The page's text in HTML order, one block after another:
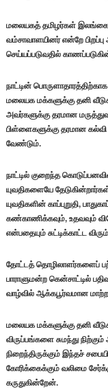
மலையகத் தமிழர்கள்
வம்சாவாளயினர் என்றே பிறப்பு
செய்யப்படுவதில்
நாட்டின்
மலையக மக்களுக்கு தனி
அவர்களுக்கு தரமான
பிள்ளைகளுக்கு தரமான
வேண்டும்.
நாட்டில் குறைந்த
யுவதிகளையே
யுவதிகளின் காப்புறுதி,
கண்காணிக்கவும், உதவவும்
என்பதையும் சுட்டிக்காட்ட
தோட்டத் தொழிலாளர்களைப்
பாராளுமன்ற கென்சாட்டில்
வாழ்வில் ஆக்கபூர்வமான
மலையக மக்களுக்கு தனி
விருப்பங்களை சுமந்து
நிறைந்திருக்கும் இந்தச்
கோரிக்கைக்கும் வலிமை
கருதுகின்றேன்.